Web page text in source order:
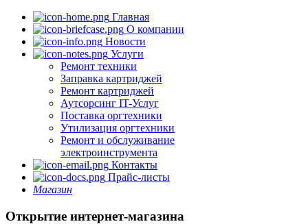
Главная
О компании
Новости
Услуги
Ремонт техники
Заправка картриджей
Ремонт картриджей
Аутсорсинг IT-Услуг
Поставка оргтехники
Утилизация оргтехники
Ремонт и обслуживание
электроинструмента
Контакты
Прайс-листы
Магазин
Открытие интернет-магазина